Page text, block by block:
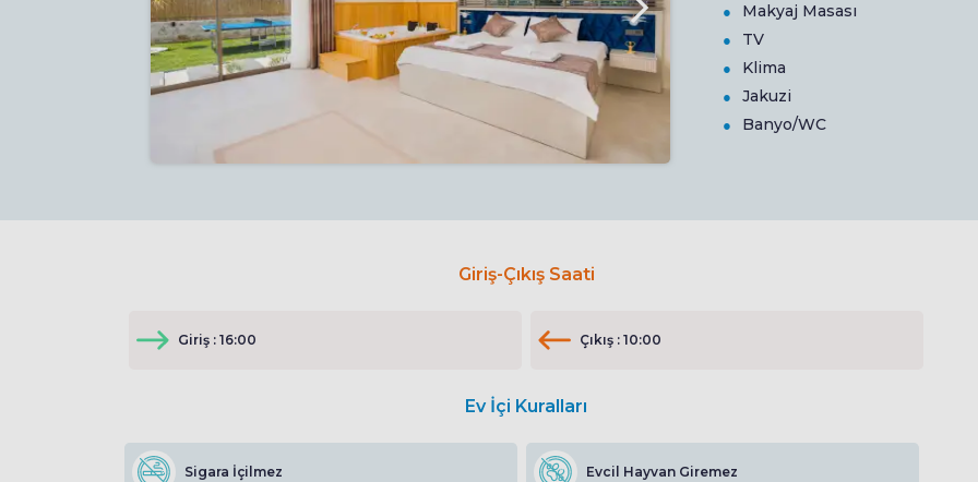
Makyaj Masası
TV
Klima
Jakuzi
Banyo/WC
Giriş-Çıkış Saati
Giriş : 16:00 Çıkış : 10:00
Ev İçi Kuralları
Sigara İçilmez Evcil Hayvan Giremez